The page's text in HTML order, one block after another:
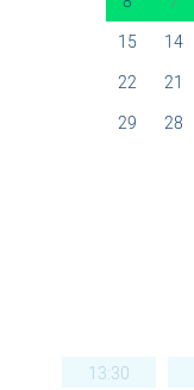
14
15
21
22
28
29
13:30